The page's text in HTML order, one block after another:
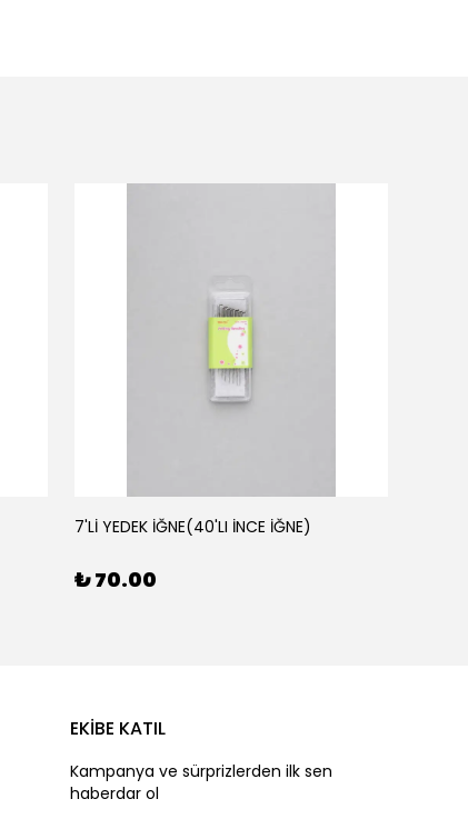
7'Lİ YEDEK İĞNE(40'LI İNCE İĞNE)
₺ 70.00
EKİBE KATIL
Kampanya ve sürprizlerden ilk sen
haberdar ol